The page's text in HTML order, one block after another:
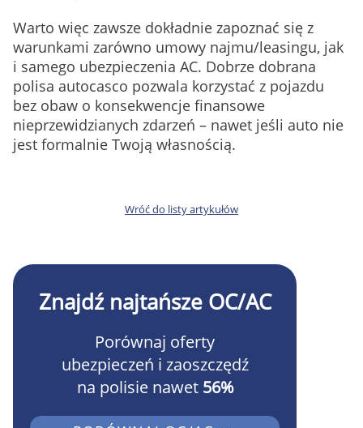
Warto więc zawsze dokładnie zapoznać się z
warunkami zarówno umowy najmu/leasingu, jak
i samego ubezpieczenia AC. Dobrze dobrana
polisa autocasco pozwala korzystać z pojazdu
bez obaw o konsekwencje finansowe
nieprzewidzianych zdarzeń – nawet jeśli auto nie
jest formalnie Twoją własnością.
Wróć do listy artykułów
Znajdź najtańsze OC/AC
Porównaj oferty
ubezpieczeń i zaoszczędź
na polisie nawet 56%